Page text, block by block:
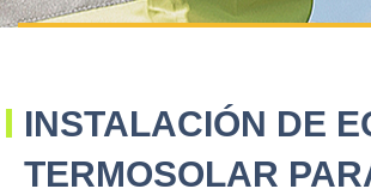
INSTALACIÓN DE
TERMOSOLAR